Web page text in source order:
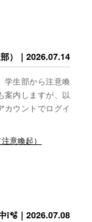
）｜2026.07.14
学生部から注意喚
案内しますが、以
カウントでログイ
意喚起）
｜2026.07.08